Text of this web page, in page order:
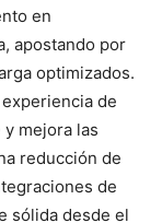
en
apostando por
optimizados.
de
mejora las
reducción de
de
sólida desde el